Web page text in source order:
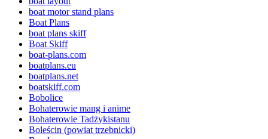
boat motor stand plans
Boat Plans
boat plans skiff
Boat Skiff
boat-plans.com
boatplans.eu
boatplans.net
boatskiff.com
Bobolice
Bohaterowie mang i anime
Bohaterowie Tadżykistanu
Boleścin (powiat trzebnicki)